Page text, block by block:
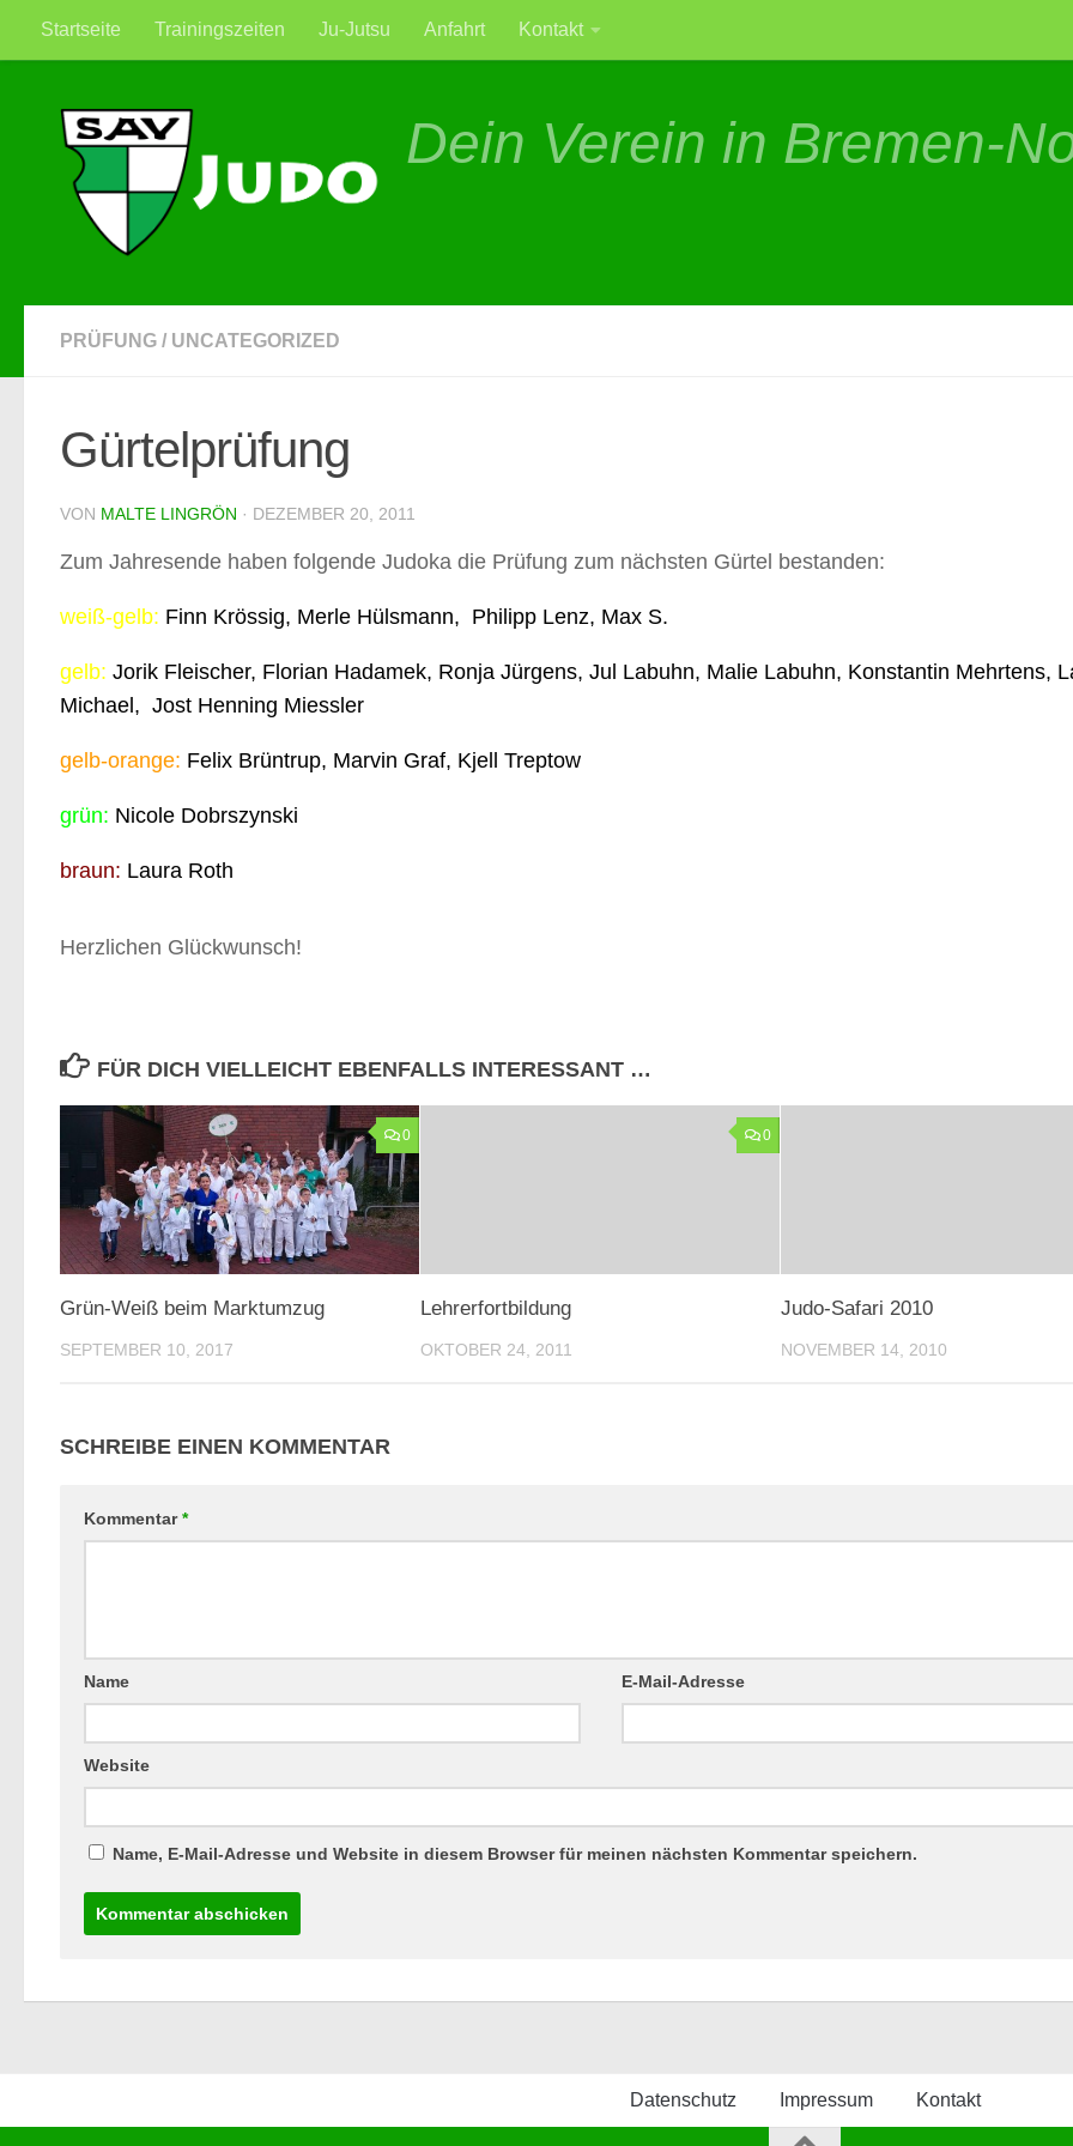
Zum Inhalt springen
Startseite Trainingszeiten Ju-Jutsu Anfahrt Kontakt
Dein Verein in Bremen-
PRÜFUNG / UNCATEGORIZED
Gürtelprüfung
VON MALTE LINGRÖN · DEZEMBER 20, 2011
Zum Jahresende haben folgende Judoka die Prüfung zum nächsten Gürtel bestanden:
weiß-gelb: Finn Krössig, Merle Hülsmann, Philipp Lenz, Max S.
gelb: Jorik Fleischer, Florian Hadamek, Ronja Jürgens, Jul Labuhn, Malie Labuhn, Konstantin Mehrtens,
Michael, Jost Henning Miessler
gelb-orange: Felix Brüntrup, Marvin Graf, Kjell Treptow
grün: Nicole Dobrszynski
braun: Laura Roth
Herzlichen Glückwunsch!
FÜR DICH VIELLEICHT EBENFALLS INTERESSANT …
0
Grün-Weiß beim Marktumzug
SEPTEMBER 10, 2017
0
Lehrerfortbildung
OKTOBER 24, 2011
Judo-Safari 2010
NOVEMBER 14, 2010
SCHREIBE EINEN KOMMENTAR
Kommentar*
Name E-Mail-Adresse
Website
Name, E-Mail-Adresse und Website in diesem Browser für meinen nächsten Kommentar speichern.
Datenschutz Impressum Kontakt